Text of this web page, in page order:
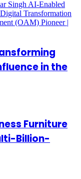
in the
Furniture
Billion-